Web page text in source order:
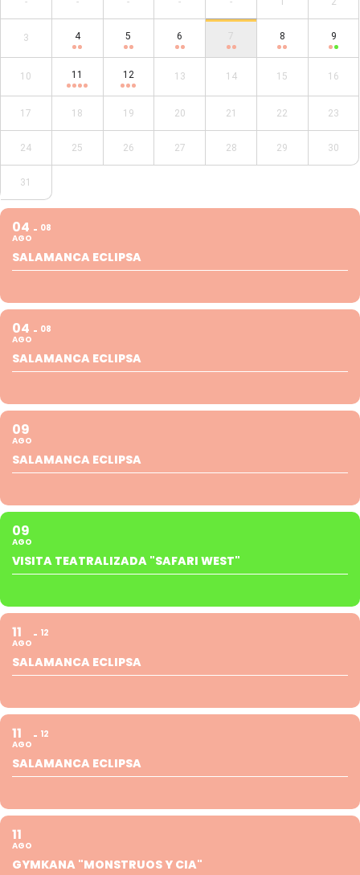
3 4 5 6 7 8 9
10 11 12 13 14 15 16
17 18 19 20 21 22 23
24 25 26 27 28 29 30
31
04
AGO
08
SALAMANCA ECLIPSA
04
AGO
08
SALAMANCA ECLIPSA
09
AGO
SALAMANCA ECLIPSA
09
AGO
VISITA TEATRALIZADA "SAFARI WEST"
11
AGO
12
SALAMANCA ECLIPSA
11
AGO
12
SALAMANCA ECLIPSA
11
AGO
GYMKANA "MONSTRUOS Y CIA"